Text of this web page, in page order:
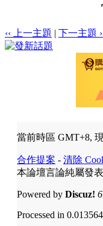
‹‹ 上一主題 | 下一主題
當前時區 GMT+8,
合作提案 - 清除
本論壇言論純屬發
Powered by Discuz!
Processed in